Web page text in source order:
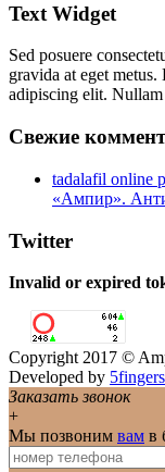
Text Widget
Sed posuere
gravida at eget
adipiscing elit.
Свежие
tadalafil online
«Ампир».
Twitter
Invalid or expired
Copyright 2017 ©
Developed by 5fingers
Заказать звонок
+
Мы позвоним вам в